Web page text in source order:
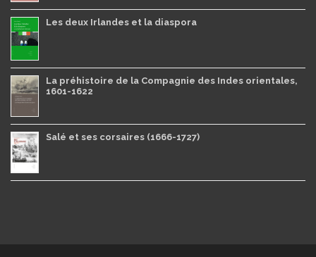
Les deux Irlandes et la diaspora
La préhistoire de la Compagnie des Indes orientales,
1601-1622
Salé et ses corsaires (1666-1727)